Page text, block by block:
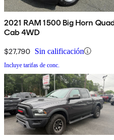
2021 RAM 1500 Big Horn
Cab 4WD
$27,790 Sin calificación
Incluye tarifas de conc.